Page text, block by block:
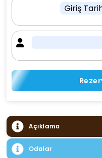
Giriş
Açıklama
Odalar